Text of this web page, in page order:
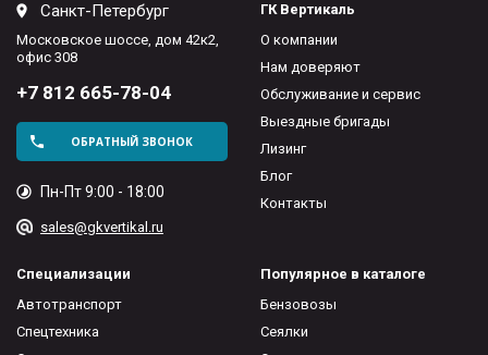
Санкт-Петербург
Московское шоссе, дом 42к2,
офис 308
+7 812 665-78-04
ОБРАТНЫЙ ЗВОНОК
Пн-Пт 9:00 - 18:00
sales@gkvertikal.ru
ГК Вертикаль
О компании
Нам доверяют
Обслуживание и сервис
Выездные бригады
Лизинг
Блог
Контакты
Специализации
Автотранспорт
Спецтехника
Популярное в каталоге
Бензовозы
Сеялки